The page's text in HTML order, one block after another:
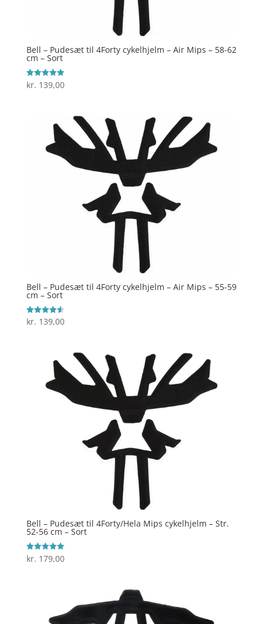
Bell – Pudesæt til 4Forty cykelhjelm – Air Mips – 58-62
cm – Sort
Vurderet
5
kr. 139,00
Bell – Pudesæt til 4Forty cykelhjelm – Air Mips – 55-59
cm – Sort
Vurderet
4.6
kr. 139,00
Bell – Pudesæt til 4Forty/Hela Mips cykelhjelm – Str.
52-56 cm – Sort
Vurderet
5
kr. 179,00